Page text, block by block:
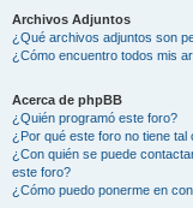
Archivos Adjuntos
¿Qué archivos adjuntos son
¿Cómo encuentro todos mis
Acerca de phpBB
¿Quién programó este foro?
¿Por qué este foro no tiene tal
¿Con quién se puede
este foro?
¿Cómo puedo ponerme en